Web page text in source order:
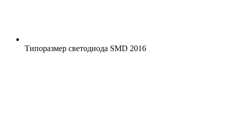
Типоразмер светодиода SMD 2016